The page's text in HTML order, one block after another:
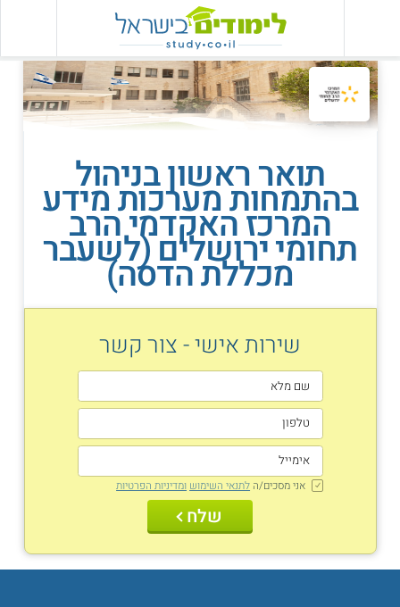
תואר ראשון בניהול
בהתמחות מערכות מידע
המרכז האקדמי הרב
תחומי ירושלים (לשעבר
מכללת הדסה)
שירות אישי - צור קשר
אני מסכים/ה לתנאי השימוש ומדיניות הפרטיות
שלח